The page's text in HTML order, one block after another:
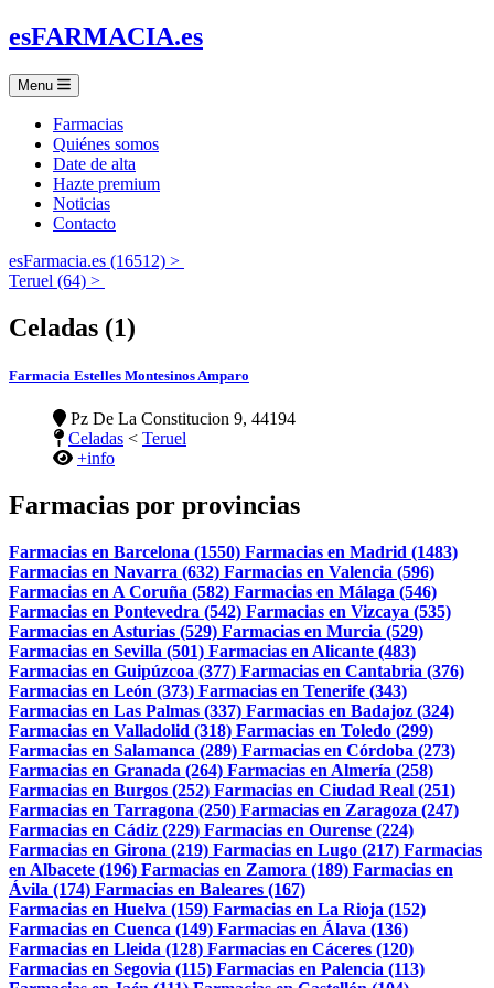
esFARMACIA.es
Menu
Farmacias
Quiénes somos
Date de alta
Hazte premium
Noticias
Contacto
esFarmacia.es (16512) >
Teruel (64) >
Celadas (1)
Farmacia Estelles Montesinos Amparo
Pz De La Constitucion 9, 44194
Celadas < Teruel
+info
Farmacias por provincias
Farmacias en Barcelona (1550) Farmacias en Madrid (1483)
Farmacias en Navarra (632) Farmacias en Valencia (596)
Farmacias en A Coruña (582) Farmacias en Málaga (546)
Farmacias en Pontevedra (542) Farmacias en Vizcaya (535)
Farmacias en Asturias (529) Farmacias en Murcia (529)
Farmacias en Sevilla (501) Farmacias en Alicante (483)
Farmacias en Guipúzcoa (377) Farmacias en Cantabria (376)
Farmacias en León (373) Farmacias en Tenerife (343)
Farmacias en Las Palmas (337) Farmacias en Badajoz (324)
Farmacias en Valladolid (318) Farmacias en Toledo (299)
Farmacias en Salamanca (289) Farmacias en Córdoba (273)
Farmacias en Granada (264) Farmacias en Almería (258)
Farmacias en Burgos (252) Farmacias en Ciudad Real (251)
Farmacias en Tarragona (250) Farmacias en Zaragoza (247)
Farmacias en Cádiz (229) Farmacias en Ourense (224)
Farmacias en Girona (219) Farmacias en Lugo (217) Farmacias
en Albacete (196) Farmacias en Zamora (189) Farmacias en
Ávila (174) Farmacias en Baleares (167)
Farmacias en Huelva (159) Farmacias en La Rioja (152)
Farmacias en Cuenca (149) Farmacias en Álava (136)
Farmacias en Lleida (128) Farmacias en Cáceres (120)
Farmacias en Segovia (115) Farmacias en Palencia (113)